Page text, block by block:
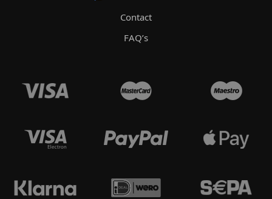
Contact
FAQ’s